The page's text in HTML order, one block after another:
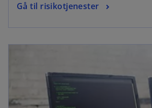
Gå til risikotjenester